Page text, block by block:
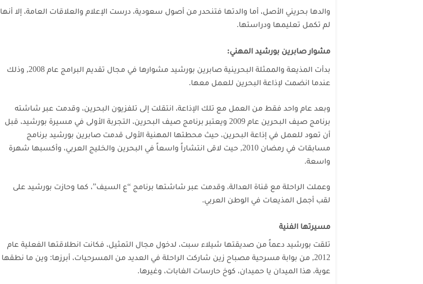
والدها بحريني الأصل، أما والدتها فتنحدر من أصول سعودية، درست الإعلام والعلاقات العامة، إلا أنها
لم تكمل تعليمها ودراستها.
مشوار صابرين بورشيد المهني:
بدأت المذيعة والممثلة البحرينية صابرين بورشيد مشوارها في مجال تقديم البرامج عام 2008, وذلك
عندما انضمت لإذاعة البحرين للعمل معها.
وبعد عام واحد فقط من العمل مع تلك الإذاعة، انتقلت إلى تلفزيون البحرين، وقدمت عبر شاشته
برنامج صيف البحرين عام 2009
ويعتبر برنامج صيف البحرين، التجربة الأولى في مسيرة بورشيد، قبل
أن تعود للعمل في إذاعة البحرين، حيث محطتها المهنية الأولى قدمت صابرين بورشيد برنامج
مسابقات في رمضان 2010, حيت لاقى انتشاراً واسعاً في البحرين والخليج العربي، وأكسبها شهرة
واسعة.
وعملت الراحلة مع قناة العدالة، وقدمت عبر شاشتها برنامج “ع السيف”، كما وحازت بورشيد على
لقب أجمل المذيعات في الوطن العربي.
مسيرتها الفنية
تلقت بورشيد دعماً من صديقتها شيلاء سبت، لدخول مجال التمثيل، فكانت انطلاقتها الفعلية عام
2012, من بوابة مسرحية مصباح زين
شاركت الراحلة في العديد من المسرحيات، أبرزها: وين ما نطقها
عوية، هذا الميدان يا حميدان، كوخ حارسات الغابات، وغيرها.